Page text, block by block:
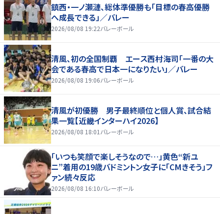
鎮西・一ノ瀬漣、総体準優勝も「目標の春高優勝
へ成長できる」／バレー
2026/08/08 19:22バレーボール
清風、初の全国制覇 エース西村海司「一番の大
会である春高で日本一になりたい」／バレー
2026/08/08 19:06バレーボール
清風が初優勝 男子最終順位と個人賞、試合結
果一覧【近畿インターハイ2026】
2026/08/08 18:01 バレーボール
「いつも笑顔で楽しそうなので…」黄色“新ユ
ニ”着用の19歳バドミントン女子に「CMきそう」フ
ァン続々反応
2026/08/08 16:10バレーボール